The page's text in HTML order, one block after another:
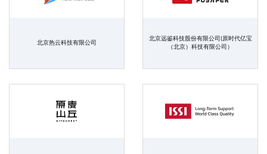
北京热云科技有限公司
北京远鉴科技股份有限公司(原时代亿宝
（北京）科技有限公司）